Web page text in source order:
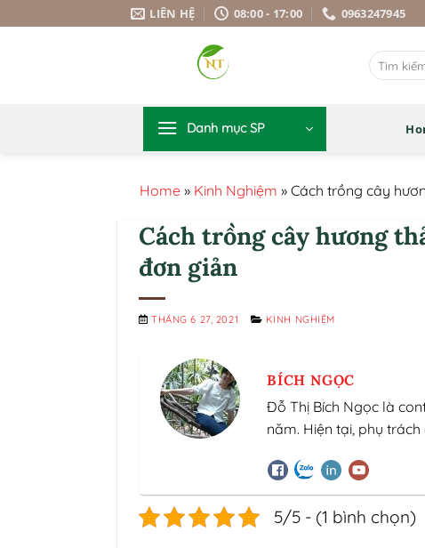
LIÊN HỆ 08:00 - 17:00 0963247945
Tìm
kiếm:
Danh mục SP
Home » Kinh Nghiệm » Cách trồng cây
Cách trồng cây hương
đơn giản
THÁNG 6 27, 2021 KINH NGHIỆM
BÍCH NGỌC
Đỗ Thị Bích Ngọc là
năm. Hiện tại, phụ
5/5 - (1 bình chọn)